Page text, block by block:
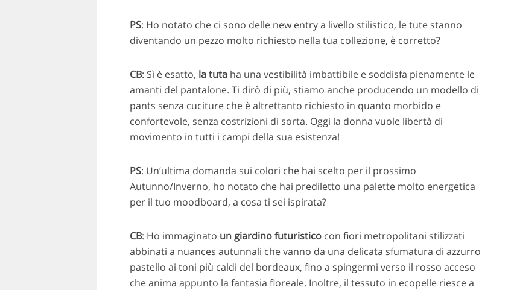
PS: Ho notato che ci sono delle new entry a livello stilistico, le tute stanno
diventando un pezzo molto richiesto nella tua collezione, è corretto?
CB: Sì è esatto, la tutaha una vestibilità imbattibile e soddisfa pienamente le
amanti del pantalone. Ti dirò di più, stiamo anche producendo un modello di
pants senza cuciture che è altrettanto richiesto in quanto morbido e
confortevole, senza costrizioni di sorta. Oggi la donna vuole libertà di
movimento in tutti i campi della sua esistenza!
PS: Un’ultima domanda sui colori che hai scelto per il prossimo
Autunno/Inverno, ho notato che hai prediletto una palette molto energetica
per il tuo moodboard, a cosa ti sei ispirata?
CB: Ho immaginato un giardino futuristicocon fiori metropolitani stilizzati
abbinati a nuances autunnali che vanno da una delicata sfumatura di azzurro
pastello ai toni più caldi del bordeaux, fino a spingermi verso il rosso acceso
che anima appunto la fantasia floreale. Inoltre, il tessuto in ecopelle riesce a